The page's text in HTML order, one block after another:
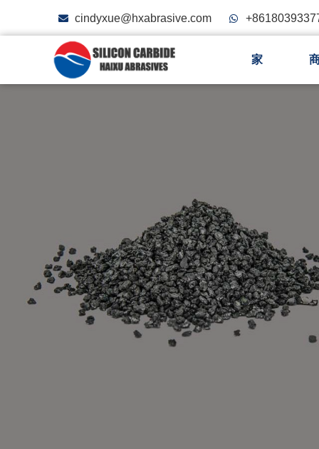
cindyxue@hxabrasive.com
家